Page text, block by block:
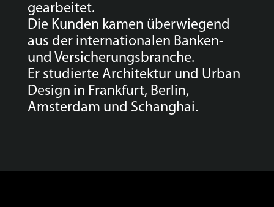
gearbeitet.
Die Kunden kamen überwiegend
aus der internationalen Banken-
und Versicherungsbranche.
Er studierte Architektur und Urban
Design in Frankfurt, Berlin,
Amsterdam und Schanghai.